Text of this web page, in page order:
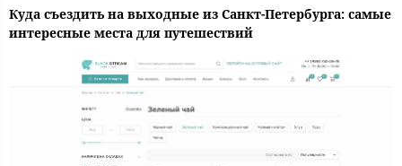
Куда съездить на выходные из Санкт-Петербурга: самые
интересные места для путешествий